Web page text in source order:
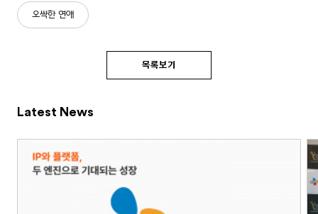
오싹한 연애
목록보기
Latest News